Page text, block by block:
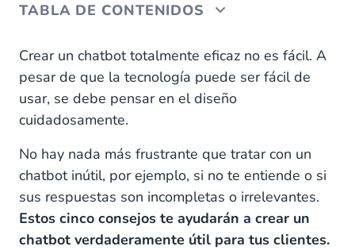
TABLA DE CONTENIDOS
1. Implementa una estrategia sólida
2. Alimenta tu chatbot con datos
3. Personaliza las conversaciones
4. Pasar de un chatbot a chat en directo
5. Aprende e innova
Ofrece un servicio personalizado
Crear un chatbot totalmente eficaz no es fácil. A
pesar de que la tecnología puede ser fácil de
usar, se debe pensar en el diseño
cuidadosamente.
No hay nada más frustrante que tratar con un
chatbot inútil, por ejemplo, si no te entiende o si
sus respuestas son incompletas o irrelevantes.
Estos cinco consejos te ayudarán a crear un
chatbot verdaderamente útil para tus clientes.